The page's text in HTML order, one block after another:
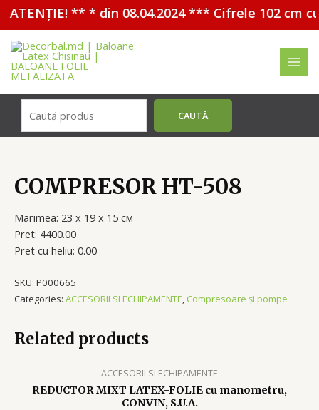
ATENȚIE! ** * din 08.04.2024 *** Cifrele 102 cm cu
Перейти
содержимому
CAUTĂ
COMPRESOR HT-508
Marimea: 23 х 19 х 15 см
Pret: 4400.00
Pret cu heliu: 0.00
SKU: P000665
Categories: ACCESORII SI ECHIPAMENTE, Compresoare și pompe
Related products
ACCESORII SI ECHIPAMENTE
REDUCTOR MIXT LATEX-FOLIE cu manometru,
CONVIN, S.U.A.